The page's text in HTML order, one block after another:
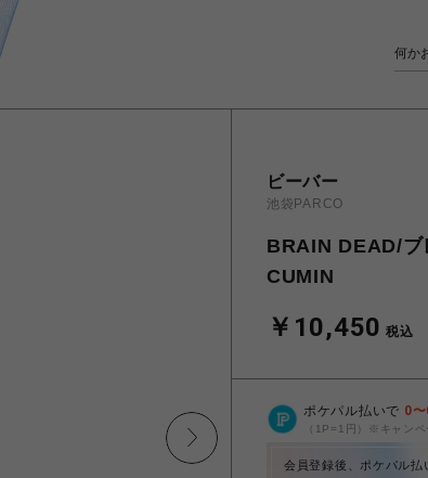
ビーバー
池袋PARCO
BRAIN DEAD/
CUMIN
￥10,450 税込
ポケパル払いで 0〜
（1P=1円）※キャンペ
会員登録後、ポケパル払